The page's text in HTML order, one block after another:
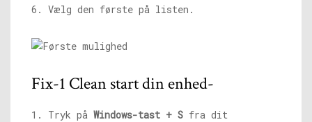
6. Vælg den første på listen.
Fix-1 Clean start din enhed-
1. Tryk på Windows-tast + S fra dit